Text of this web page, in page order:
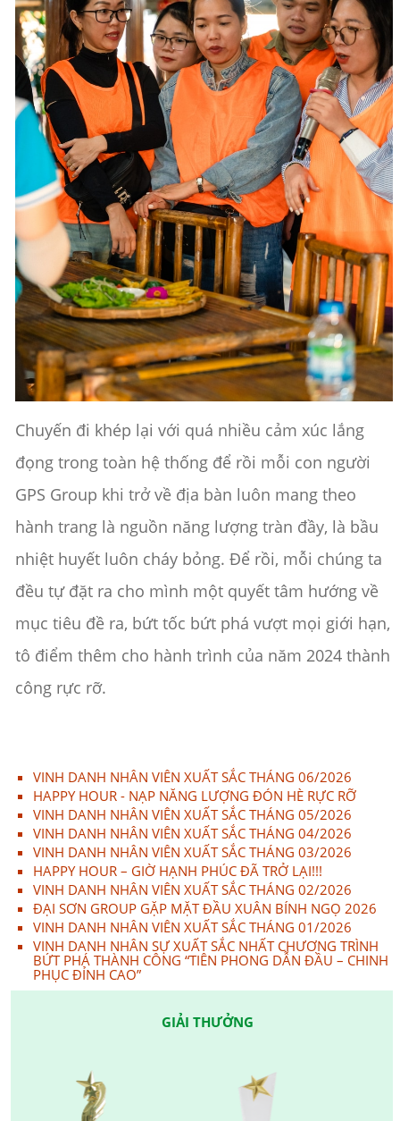
Chuyến đi khép lại với quá nhiều cảm xúc lắng
đọng trong toàn hệ thống để rồi mỗi con người
GPS Group khi trở về địa bàn luôn mang theo
hành trang là nguồn năng lượng tràn đầy, là bầu
nhiệt huyết luôn cháy bỏng. Để rồi, mỗi chúng ta
đều tự đặt ra cho mình một quyết tâm hướng về
mục tiêu đề ra, bứt tốc bứt phá vượt mọi giới hạn,
tô điểm thêm cho hành trình của năm 2024 thành
công rực rỡ.
VINH DANH NHÂN VIÊN XUẤT SẮC THÁNG 06/2026
HAPPY HOUR - NẠP NĂNG LƯỢNG ĐÓN HÈ RỰC RỠ
VINH DANH NHÂN VIÊN XUẤT SẮC THÁNG 05/2026
VINH DANH NHÂN VIÊN XUẤT SẮC THÁNG 04/2026
VINH DANH NHÂN VIÊN XUẤT SẮC THÁNG 03/2026
HAPPY HOUR – GIỜ HẠNH PHÚC ĐÃ TRỞ LẠI!!!
VINH DANH NHÂN VIÊN XUẤT SẮC THÁNG 02/2026
ĐẠI SƠN GROUP GẶP MẶT ĐẦU XUÂN BÍNH NGỌ 2026
VINH DANH NHÂN VIÊN XUẤT SẮC THÁNG 01/2026
VINH DANH NHÂN SỰ XUẤT SẮC NHẤT CHƯƠNG TRÌNH
BỨT PHÁ THÀNH CÔNG “TIÊN PHONG DẪN ĐẦU – CHINH
PHỤC ĐỈNH CAO”
GIẢI THƯỞNG